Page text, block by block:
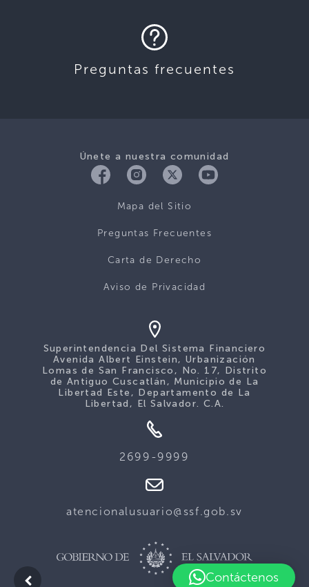
Preguntas frecuentes
Contáctenos
Únete a nuestra comunidad
Mapa del Sitio
Preguntas Frecuentes
Carta de Derecho
Aviso de Privacidad
Superintendencia Del Sistema Financiero
Avenida Albert Einstein, Urbanización
Lomas de San Francisco, No. 17, Distrito
de Antiguo Cuscatlán, Municipio de La
Libertad Este, Departamento de La
Libertad, El Salvador. C.A.
2699-9999
atencionalusuario@ssf.gob.sv